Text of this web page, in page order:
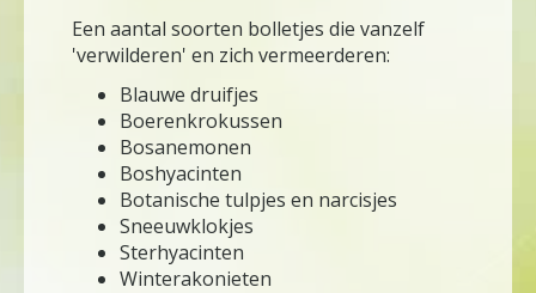
Een aantal soorten bolletjes die vanzelf
'verwilderen' en zich vermeerderen:
Blauwe druifjes
Boerenkrokussen
Bosanemonen
Boshyacinten
Botanische tulpjes en narcisjes
Sneeuwklokjes
Sterhyacinten
Winterakonieten